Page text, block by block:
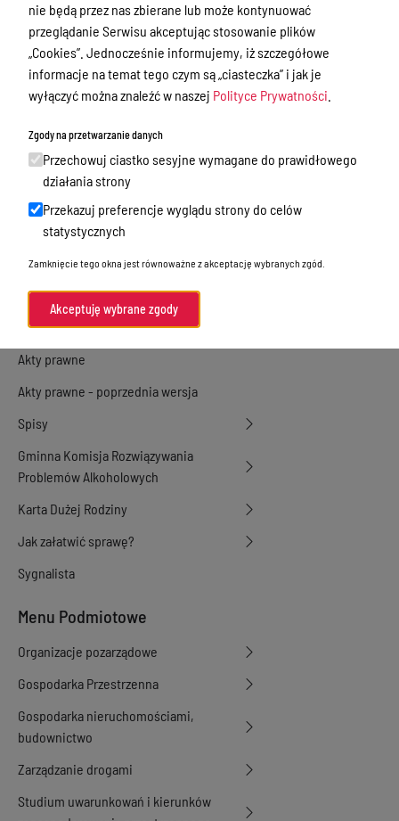
Ewidencja ludności, dowody osobiste,
działalność gospodarcza
Przetargi
Ogłoszenia
Petycje
Nabór
Dyżury Aptek w Powiecie Ostródzkim
Komunikacja publiczna
Nieodpłatna pomoc prawna
Rada Miejska
Oświadczenia majątkowe
Akty prawne
Akty prawne - poprzednia wersja
Spisy
Gminna Komisja Rozwiązywania
Problemów Alkoholowych
Karta Dużej Rodziny
Jak załatwić sprawę?
Sygnalista
Menu Podmiotowe
Organizacje pozarządowe
Gospodarka Przestrzenna
Gospodarka nieruchomościami,
budownictwo
Zarządzanie drogami
Studium uwarunkowań i kierunków
nie będą przez nas zbierane lub może kontynuować
przeglądanie Serwisu akceptując stosowanie plików
„Cookies”. Jednocześnie informujemy, iż szczegółowe
informacje na temat tego czym są „ciasteczka” i jak je
wyłączyć można znaleźć w naszej Polityce Prywatności
Zgody na przetwarzanie danych
Przechowuj ciastko sesyjne wymagane do prawidłowego
działania strony
Przekazuj preferencje wyglądu strony do celów
statystycznych
Zamknięcie tego okna jest równoważne z akceptację wybranych zgód.
Akceptuję wybrane zgody